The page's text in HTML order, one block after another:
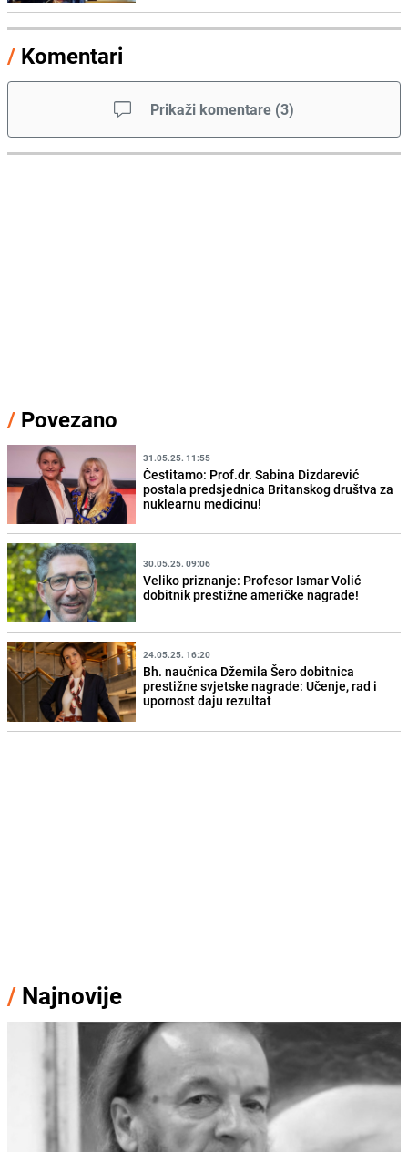
/ Komentari
Prikaži komentare (3)
/ Povezano
31.05.25. 11:55
Čestitamo: Prof.dr. Sabina Dizdarević
postala predsjednica Britanskog društva za
nuklearnu medicinu!
30.05.25. 09:06
Veliko priznanje: Profesor Ismar Volić
dobitnik prestižne američke nagrade!
24.05.25. 16:20
Bh. naučnica Džemila Šero dobitnica
prestižne svjetske nagrade: Učenje, rad i
upornost daju rezultat
/ Najnovije